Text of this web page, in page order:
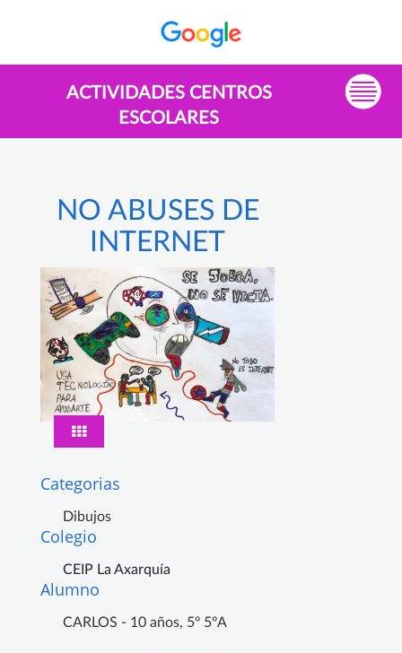
ACTIVIDADES CENTROS
ESCOLARES
NO ABUSES DE
INTERNET
Categorias
Dibujos
Colegio
CEIP La Axarquía
Alumno
CARLOS - 10 años, 5º 5ºA